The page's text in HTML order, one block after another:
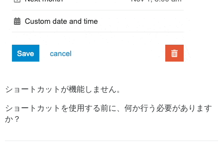
ショートカットが機能しません。
ショートカットを使用する前に、何か行う必要があります
か？